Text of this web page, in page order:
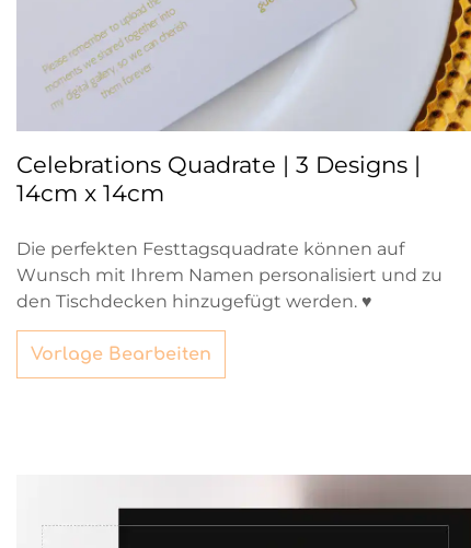
Celebrations Quadrate | 3 Designs |
14cm x 14cm
Die perfekten Festtagsquadrate können auf
Wunsch mit Ihrem Namen personalisiert und zu
den Tischdecken hinzugefügt werden. ♥
Vorlage Bearbeiten